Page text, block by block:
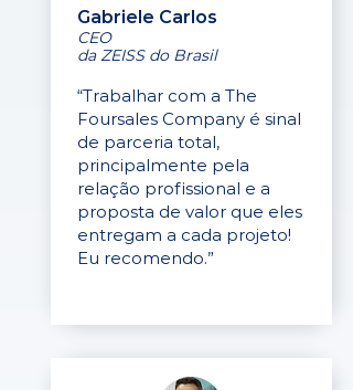
Gabriele Carlos
CEO
da ZEISS do Brasil
“Trabalhar com a The
Foursales Company é sinal
de parceria total,
principalmente pela
relação profissional e a
proposta de valor que eles
entregam a cada projeto!
Eu recomendo.”